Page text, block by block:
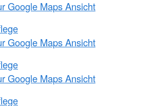
Google Maps Ansicht
Google Maps Ansicht
Google Maps Ansicht